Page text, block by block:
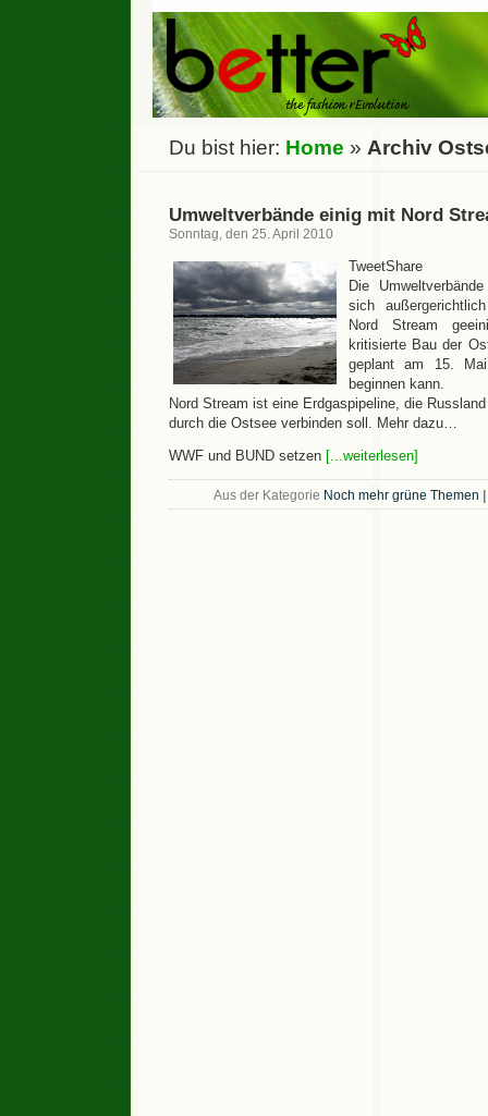
Du bist hier: Home » Archiv
Umweltverbände einig mit Nord
Sonntag, den 25. April 2010
TweetShare
Die
sich
Nord Stream
kritisierte Bau der
geplant am 15.
beginnen kann.
Nord Stream ist eine Erdgaspipeline, die
durch die Ostsee verbinden soll. Mehr dazu…
WWF und BUND setzen [...weiterlesen]
Aus der Kategorie Noch mehr grüne Themen